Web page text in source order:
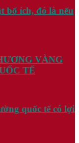
bổ ích, đó là nếu
VÀNG
TẾ
quốc tế có lợi